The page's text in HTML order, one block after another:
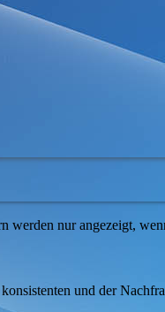
werden nur angezeigt,
und der